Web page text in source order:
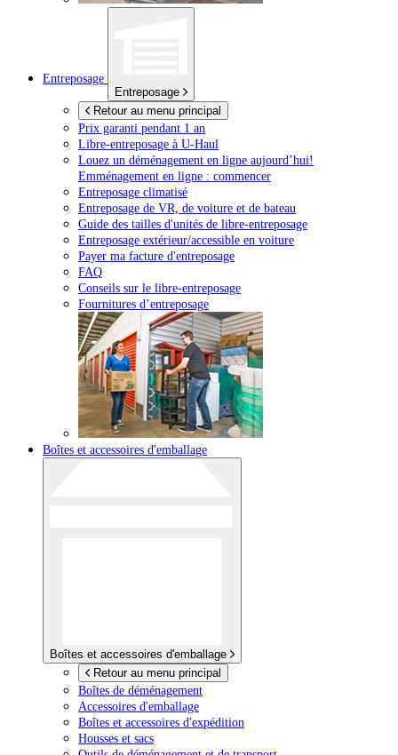
Entreposage
Entreposage
Retour au menu principal
Prix garanti pendant 1 an
Libre-entreposage à U-Haul
Louez un déménagement en ligne aujourd’hui!
Emménagement en ligne : commencer
Entreposage climatisé
Entreposage de VR, de voiture et de bateau
Guide des tailles d'unités de libre-entreposage
Entreposage extérieur/accessible en voiture
Payer ma facture d'entreposage
FAQ
Conseils sur le libre-entreposage
Fournitures d’entreposage
Boîtes et accessoires d'emballage
Boîtes et accessoires d'emballage
Retour au menu principal
Boîtes de déménagement
Accessoires d'emballage
Boîtes et accessoires d'expédition
Housses et sacs